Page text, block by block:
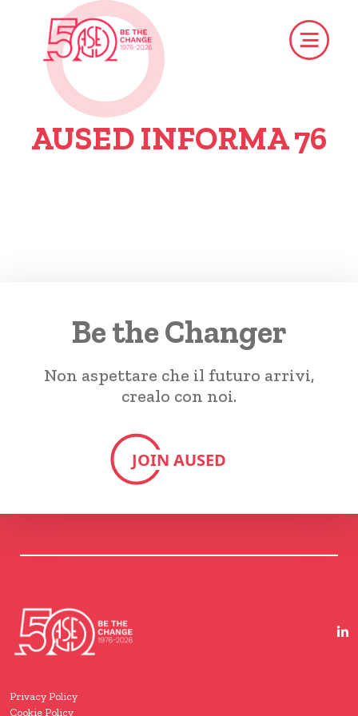
AUSED INFORMA 76
Be the Changer
Non aspettare che il futuro arrivi,
crealo con noi.
JOIN AUSED
Privacy Policy
Cookie Policy